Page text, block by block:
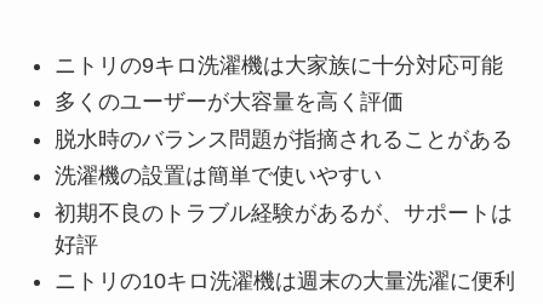
ニトリの9キロ洗濯機は大家族に十分対応可能
多くのユーザーが大容量を高く評価
脱水時のバランス問題が指摘されることがある
洗濯機の設置は簡単で使いやすい
初期不良のトラブル経験があるが、サポートは
好評
ニトリの10キロ洗濯機は週末の大量洗濯に便利